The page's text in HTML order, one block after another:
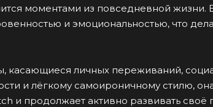
моментами из повседневной жизни.
и эмоциональностью, что
касающиеся личных переживаний,
и лёгкому самоироничному стилю,
и продолжает активно развивать своё